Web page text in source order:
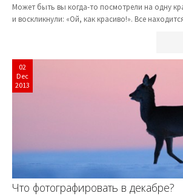
Может быть вы когда-то посмотрели на одну
и воскликнули: «Ой, как красиво!». Все
02
Dec
2013
Что фотографировать в декабре?